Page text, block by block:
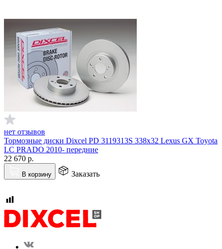
нет отзывов
Тормозные диски Dixcel PD 3119313S 338x32 Lexus GX Toyota
LC PRADO 2010- передние
22 670 р.
В корзину Заказать